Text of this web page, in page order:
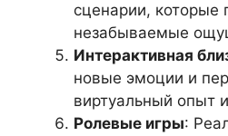
сценарии, которые
незабываемые
Интерактивная
новые эмоции и
виртуальный опыт
Ролевые игры: